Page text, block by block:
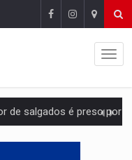
é preso por tráfico de drogas
Faça esse escondidinho e me